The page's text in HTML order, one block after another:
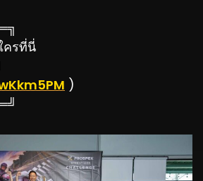
ครที่นี่
)